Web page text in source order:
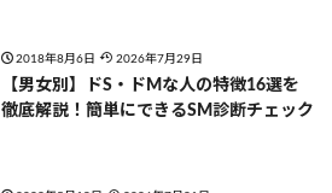
2018年8月6日 2026年7月29日
【男女別】ドS・ドMな人の特徴16選を
徹底解説！簡単にできるSM診断チェック